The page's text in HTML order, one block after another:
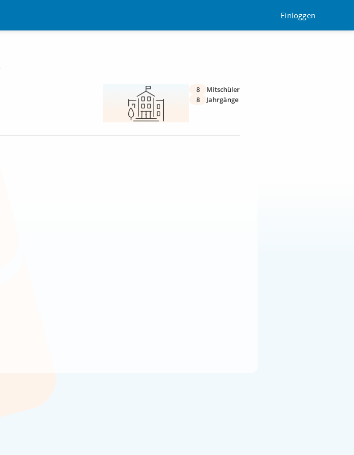
Einloggen
8
Mitschüler
8
Jahrgänge